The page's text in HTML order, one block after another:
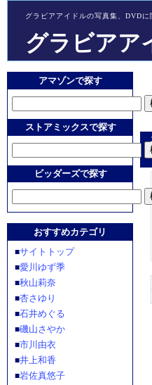
グラビアアイドルの写真集、DVDに
グラビアア
アマゾンで探す
ストアミックスで探す
ビッダーズで探す
おすすめカテゴリ
■サイトトップ
■愛川ゆず季
■秋山莉奈
■杏さゆり
■石井めぐる
■磯山さやか
■市川由衣
■井上和香
■岩佐真悠子